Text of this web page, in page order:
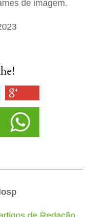
de imagem.